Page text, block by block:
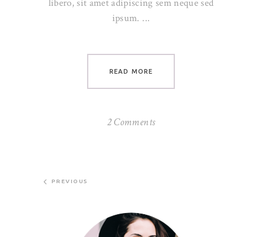
libero, sit amet adipiscing sem neque sed
ipsum.
READ MORE
2 Comments
PREVIOUS